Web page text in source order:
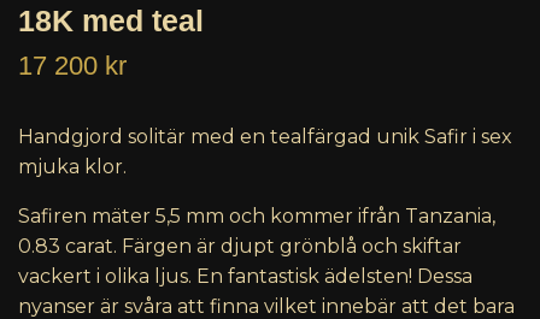
18K med teal
17 200 kr
Handgjord solitär med en tealfärgad unik Safir i sex
mjuka klor.
Safiren mäter 5,5 mm och kommer ifrån Tanzania,
0.83 carat. Färgen är djupt grönblå och skiftar
vackert i olika ljus. En fantastisk ädelsten! Dessa
nyanser är svåra att finna vilket innebär att det bara